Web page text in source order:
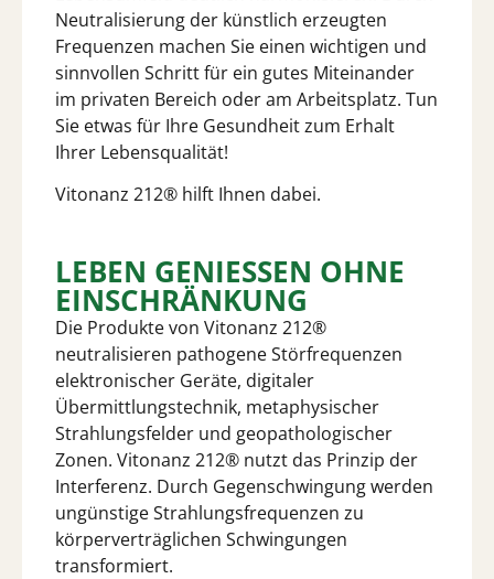
Neutralisierung der künstlich erzeugten
Frequenzen machen Sie einen wichtigen und
sinnvollen Schritt für ein gutes Miteinander
im privaten Bereich oder am Arbeitsplatz. Tun
Sie etwas für Ihre Gesundheit zum Erhalt
Ihrer Lebensqualität!
Vitonanz 212® hilft Ihnen dabei.
LEBEN GENIESSEN OHNE E
INSCHRÄNKUNG
Die Produkte von Vitonanz 212®
neutralisieren pathogene Störfrequenzen
elektronischer Geräte, digitaler
Übermittlungstechnik, metaphysischer
Strahlungsfelder und geopathologischer
Zonen. Vitonanz 212® nutzt das Prinzip der
Interferenz. Durch Gegenschwingung werden
ungünstige Strahlungsfrequenzen zu
körperverträglichen Schwingungen
transformiert.